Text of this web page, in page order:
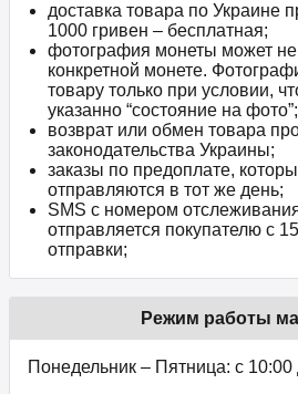
доставка товара по Украине
1000 гривен – бесплатная;
фотография монеты может не
конкретной монете.
товару только при условии,
указанно “состояние на фото”;
возврат или обмен товара
законодательства Украины;
заказы по предоплате,
отправляются в тот же день;
SMS с номером
отправляется покупателю с
отправки;
Режим работы
Понедельник – Пятница: с 10:00